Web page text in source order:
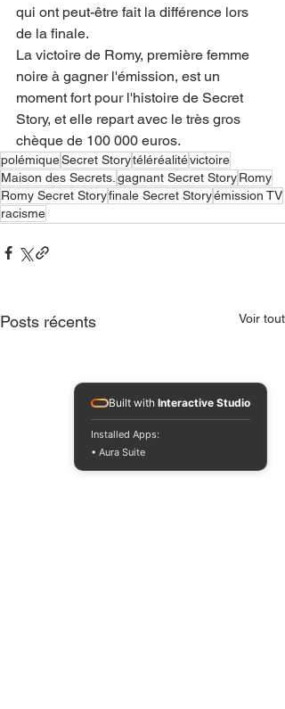
qui ont peut-être fait la différence lors
de la finale.
La victoire de Romy, première femme
noire à gagner l'émission, est un
moment fort pour l'histoire de Secret
Story, et elle repart avec le très gros
chèque de 100 000 euros.
polémiqueSecret Storytéléréalitévictoire
Maison des Secrets. gagnant Secret StoryRomy
Romy Secret Storyfinale Secret Storyémission TV
racisme
Posts récents Voir tout
Built with Interactive Studio
Installed Apps:
• Aura Suite